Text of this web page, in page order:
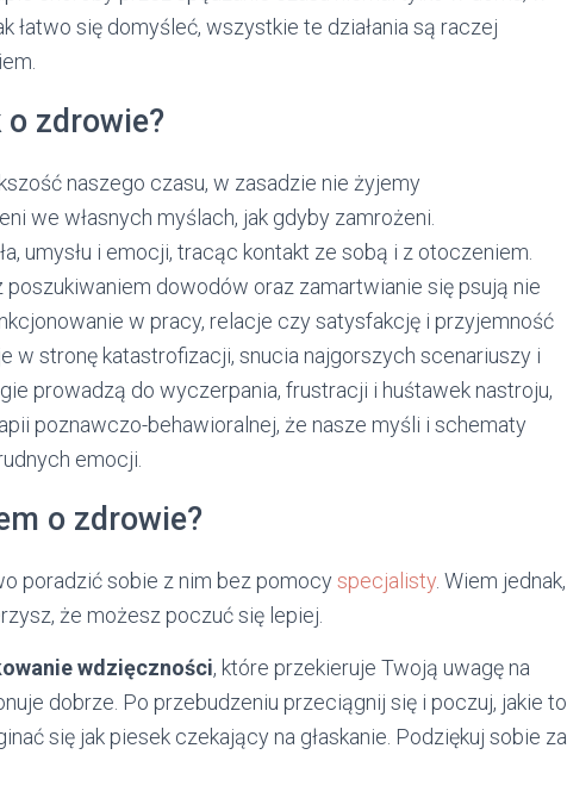
łatwo się domyśleć, wszystkie te działania są raczej
o zdrowie?
naszego czasu, w zasadzie nie żyjemy
we własnych myślach, jak gdyby zamrożeni.
umysłu i emocji, tracąc kontakt ze sobą i z otoczeniem.
poszukiwaniem dowodów oraz zamartwianie się psują nie
w pracy, relacje czy satysfakcję i przyjemność
w stronę katastrofizacji, snucia najgorszych scenariuszy i
prowadzą do wyczerpania, frustracji i huśtawek nastroju,
poznawczo-behawioralnej, że nasze myśli i schematy
emocji.
o zdrowie?
poradzić sobie z nim bez pomocyspecjalisty . Wiem jednak,
że możesz poczuć się lepiej.
wdzięczności, które przekieruje Twoją uwagę na
dobrze. Po przebudzeniu przeciągnij się i poczuj, jakie to
się jak piesek czekający na głaskanie. Podziękuj sobie za